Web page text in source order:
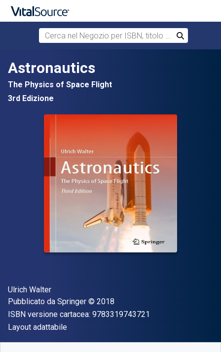
Passa al contenuto principale
Cerca nel Negozio per ISBN, titolo o autore
Cerca
Astronautics
The Physics of Space Flight
3rd Edizione
Autore(i)
Ulrich Walter
Editore
Pubblicato da Springer Copyright
© 2018
ISBN versione cartacea: 9783319743721
Formato
Layout adattabile